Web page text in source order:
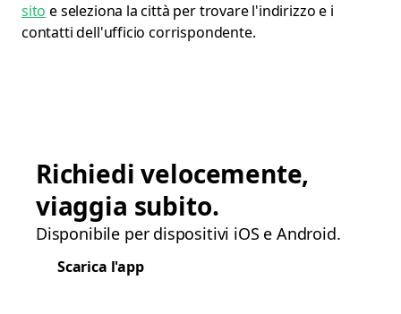
sito e seleziona la città per trovare l'indirizzo e i
contatti dell'ufficio corrispondente.
Richiedi velocemente,
viaggia subito.
Disponibile per dispositivi iOS e Android.
Scarica l'app